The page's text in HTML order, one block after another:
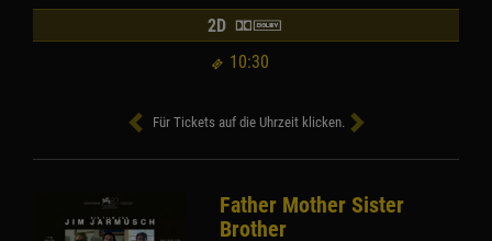
10:30
2D
Für Tickets auf die Uhrzeit klicken.
Father Mother Sister
Brother